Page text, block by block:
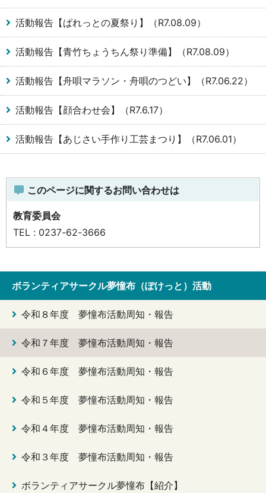
活動報告【ぱれっとの夏祭り】（R7.08.09）
活動報告【青竹ちょうちん祭り準備】（R7.08.09）
活動報告【舟唄マラソン・舟唄のつどい】（R7.06.22）
活動報告【顔合わせ会】（R7.6.17）
活動報告【あじさい手作り工芸まつり】（R7.06.01）
このページに関するお問い合わせは
教育委員会
TEL : 0237-62-3666
ボランティアサークル夢憧布（ぽけっと）活動
令和８年度 夢憧布活動周知・報告
令和７年度 夢憧布活動周知・報告
令和６年度 夢憧布活動周知・報告
令和５年度 夢憧布活動周知・報告
令和４年度 夢憧布活動周知・報告
令和３年度 夢憧布活動周知・報告
ボランティアサークル夢憧布【紹介】